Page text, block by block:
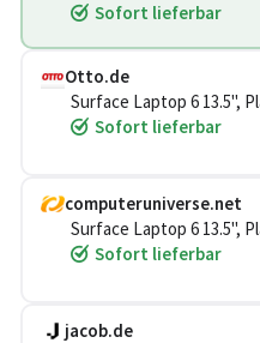
Sofort lieferbar
Otto.de
Surface Laptop 6 13.5",
Arc Graphics, 16 GB, 256
Sofort lieferbar
computeruniverse.net
Surface Laptop 6 13.5",
Sofort lieferbar
jacob.de